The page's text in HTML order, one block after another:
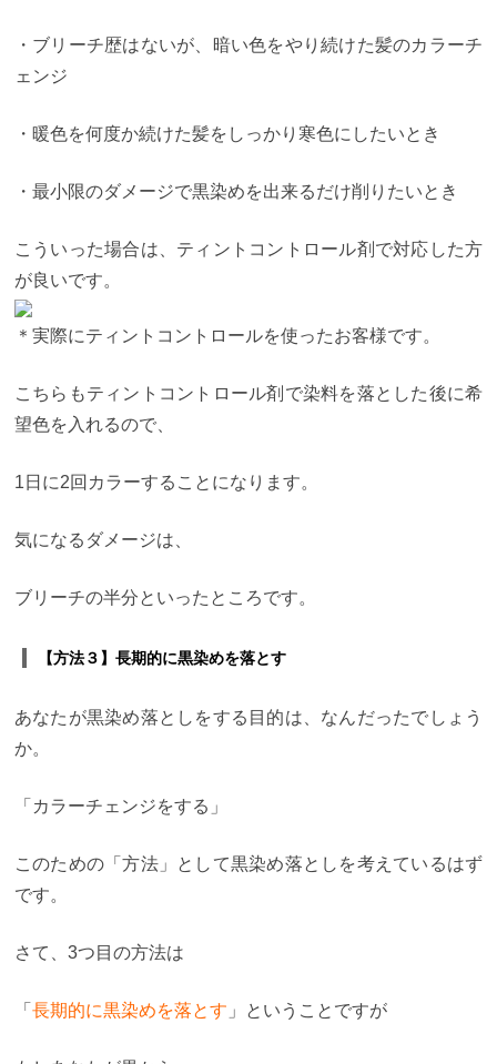
・ブリーチ歴はないが、暗い色をやり続けた髪のカラーチ
ェンジ
・暖色を何度か続けた髪をしっかり寒色にしたいとき
・最小限のダメージで黒染めを出来るだけ削りたいとき
こういった場合は、ティントコントロール剤で対応した方
が良いです。
＊実際にティントコントロールを使ったお客様です。
こちらもティントコントロール剤で染料を落とした後に希
望色を入れるので、
1日に2回カラーすることになります。
気になるダメージは、
ブリーチの半分といったところです。
【方法３】長期的に黒染めを落とす
あなたが黒染め落としをする目的は、なんだったでしょう
か。
「カラーチェンジをする」
このための「方法」として黒染め落としを考えているはず
です。
さて、3つ目の方法は
「 長期的に黒染めを落とす 」ということですが